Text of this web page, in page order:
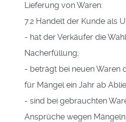
Lieferung von Waren:
7.2 Handelt der Kunde als
- hat der Verkäufer die
Nacherfüllung;
- beträgt bei neuen Waren
für Mängel ein Jahr ab
- sind bei gebrauchten
Ansprüche wegen